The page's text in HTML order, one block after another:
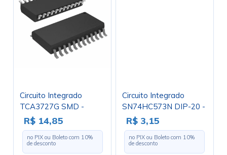
Circuito Integrado
TCA3727G SMD -
SOIC-24
R$ 14,85
no PIX ou Boleto com 10%
de desconto
Circuito Integrado
SN74HC573N DIP-20 -
Cód. Loja 283
R$ 3,15
no PIX ou Boleto com 10%
de desconto